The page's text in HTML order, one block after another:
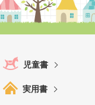
児童書
実用書